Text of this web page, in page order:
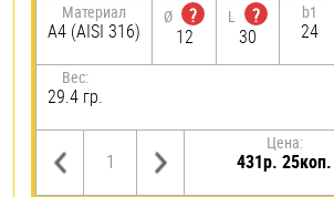
Материал
A4 (AISI 316)
Ø
?
12
L
?
30
b1
24
Вес:
29.4 гр.
Цена:
431р. 25коп.